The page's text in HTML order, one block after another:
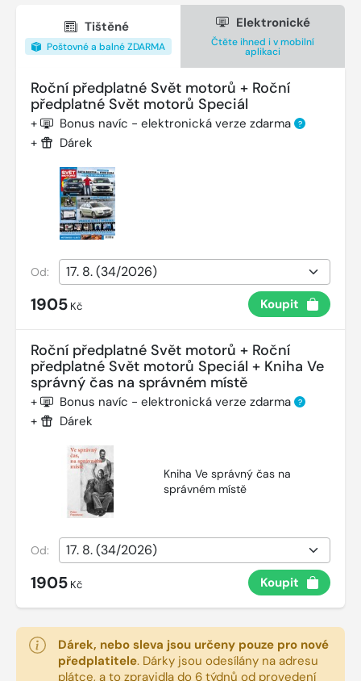
Tištěné
Poštovné a balné ZDARMA
Elektronické
Čtěte ihned i v mobilní
aplikaci
Roční předplatné Svět motorů + Roční
předplatné Svět motorů Speciál
+ Bonus navíc - elektronická verze zdarma ?
+ Dárek
Od:
1905 Kč Koupit
Roční předplatné Svět motorů + Roční
předplatné Svět motorů Speciál + Kniha Ve
správný čas na správném místě
+ Bonus navíc - elektronická verze zdarma ?
+ Dárek
Kniha Ve správný čas na
správném místě
Od:
1905 Kč Koupit
Dárek, nebo sleva jsou určeny pouze pro nové
předplatitele. Dárky jsou odesílány na adresu
plátce, a to zpravidla do 6 týdnů od provedení